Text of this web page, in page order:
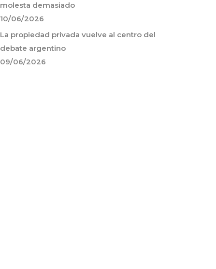
molesta demasiado
10/06/2026
La propiedad privada vuelve al centro del
debate argentino
09/06/2026